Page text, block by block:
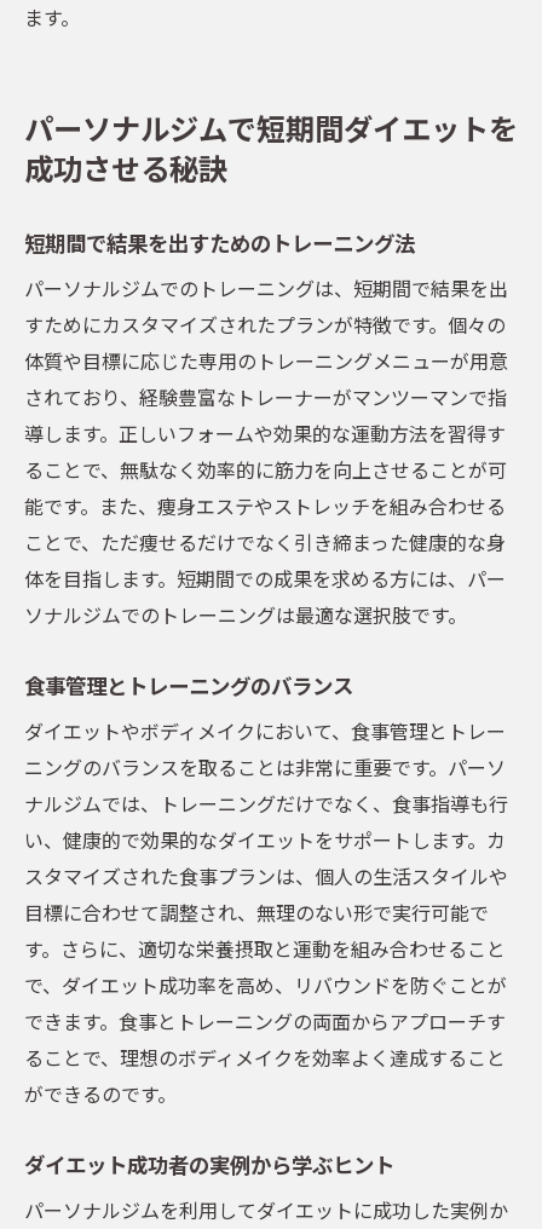
ます。
パーソナルジムで短期間ダイエットを
成功させる秘訣
短期間で結果を出すためのトレーニング法
パーソナルジムでのトレーニングは、短期間で結果を出
すためにカスタマイズされたプランが特徴です。個々の
体質や目標に応じた専用のトレーニングメニューが用意
されており、経験豊富なトレーナーがマンツーマンで指
導します。正しいフォームや効果的な運動方法を習得す
ることで、無駄なく効率的に筋力を向上させることが可
能です。また、痩身エステやストレッチを組み合わせる
ことで、ただ痩せるだけでなく引き締まった健康的な身
体を目指します。短期間での成果を求める方には、パー
ソナルジムでのトレーニングは最適な選択肢です。
食事管理とトレーニングのバランス
ダイエットやボディメイクにおいて、食事管理とトレー
ニングのバランスを取ることは非常に重要です。パーソ
ナルジムでは、トレーニングだけでなく、食事指導も行
い、健康的で効果的なダイエットをサポートします。カ
スタマイズされた食事プランは、個人の生活スタイルや
目標に合わせて調整され、無理のない形で実行可能で
す。さらに、適切な栄養摂取と運動を組み合わせること
で、ダイエット成功率を高め、リバウンドを防ぐことが
できます。食事とトレーニングの両面からアプローチす
ることで、理想のボディメイクを効率よく達成すること
ができるのです。
ダイエット成功者の実例から学ぶヒント
パーソナルジムを利用してダイエットに成功した実例か